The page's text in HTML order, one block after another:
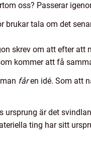
oss? Passerar
tala om det
skrev om att efter
kommer att få
fåren idé. Som att
ursprung är det
ting har sitt